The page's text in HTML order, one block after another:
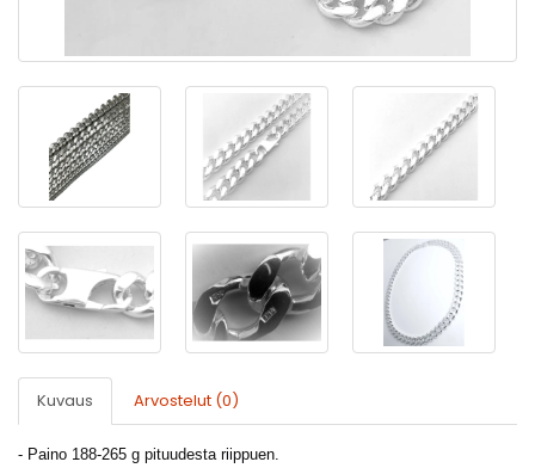
Kuvaus Arvostelut (0)
- Paino 188-265 g pituudesta riippuen.